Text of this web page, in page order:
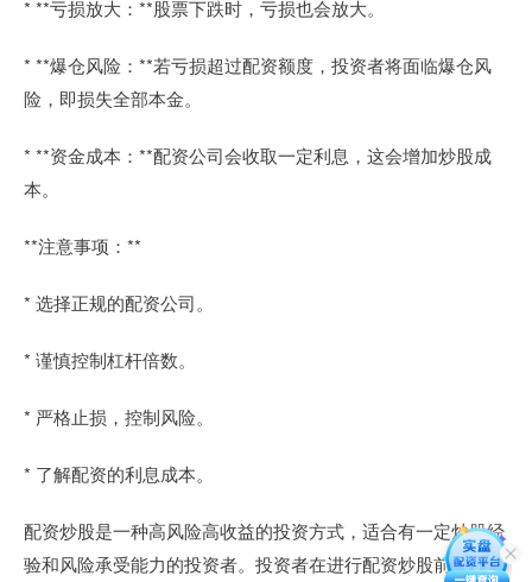
* **亏损放大：**股票下跌时，亏损也会放大。
* **爆仓风险：**若亏损超过配资额度，投资者将面临爆仓风
险，即损失全部本金。
* **资金成本：**配资公司会收取一定利息，这会增加炒股成
本。
**注意事项：**
* 选择正规的配资公司。
* 谨慎控制杠杆倍数。
* 严格止损，控制风险。
* 了解配资的利息成本。
配资炒股是一种高风险高收益的投资方式，适合有一定炒股经
验和风险承受能力的投资者。投资者在进行配资炒股前私募股